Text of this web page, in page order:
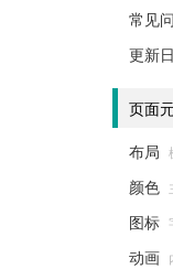
常见
更新
页面
布局
颜色
图标
动画